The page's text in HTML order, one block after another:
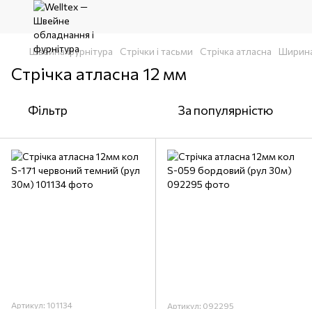
Швейна фурнітура Стрічки і тасьми Стрічка атласна
Стрічка атласна 12 мм
Фільтр За популярністю
Артикул: 101134 Артикул: 092295